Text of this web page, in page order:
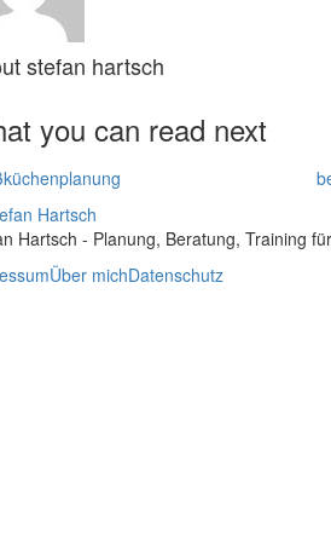
stefan hartsch
you can read next
Hartsch - Planung, Beratung, Training
Über michDatenschutz